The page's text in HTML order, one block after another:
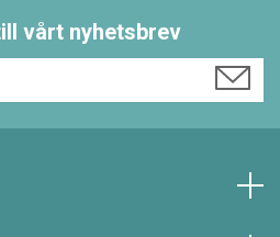
vårt nyhetsbrev